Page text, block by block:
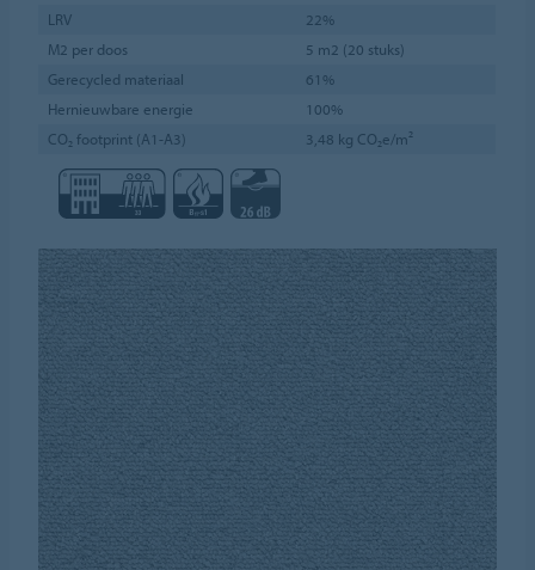
LRV
22%
M2 per doos
5 m2 (20 stuks)
Gerecycled materiaal
61%
Hernieuwbare energie
100%
CO₂ footprint (A1-A3)
3,48 kg CO₂e/m²